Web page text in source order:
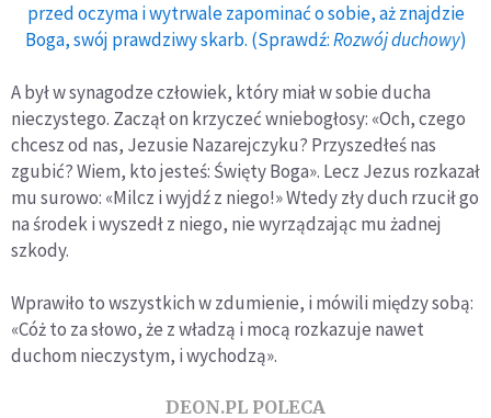
przed oczyma i wytrwale zapominać o sobie, aż znajdzie
Boga, swój prawdziwy skarb. (Sprawdź:Rozwój duchowy)
A był w synagodze człowiek, który miał w sobie ducha
nieczystego. Zaczął on krzyczeć wniebogłosy: «Och, czego
chcesz od nas, Jezusie Nazarejczyku? Przyszedłeś nas
zgubić? Wiem, kto jesteś: Święty Boga». Lecz Jezus rozkazał
mu surowo: «Milcz i wyjdź z niego!» Wtedy zły duch rzucił go
na środek i wyszedł z niego, nie wyrządzając mu żadnej
szkody.
Wprawiło to wszystkich w zdumienie, i mówili między sobą:
«Cóż to za słowo, że z władzą i mocą rozkazuje nawet
duchom nieczystym, i wychodzą».
DEON.PL POLECA